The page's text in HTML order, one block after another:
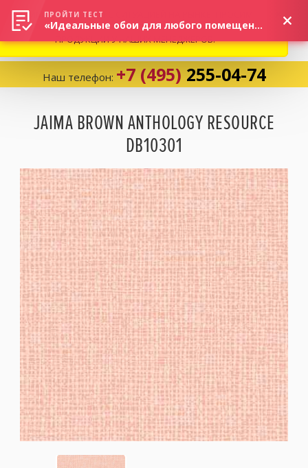
Корзина:0
Избранное:0 товаров
Каталог
Компания
Личный кабинет
Москва (сменить город)
Заказать обратный звонок
Наш телефон: +7 (495) 255-04-74
JAIMA BROWN ANTHOLOGY RESOURCE
DB10301
ВНИМАНИЕ! В СВЯЗИ С СИТУАЦИЕЙ НА РЫНКЕ, ПРОСИМ
УТОЧНЯТЬ АКТУАЛЬНУЮ СТОИМОСТЬ И НАЛИЧИЕ
ПРОДУКЦИИ У НАШИХ МЕНЕДЖЕРОВ.
ПРОЙТИ ТЕСТ
«Идеальные обои для любого помещения!»